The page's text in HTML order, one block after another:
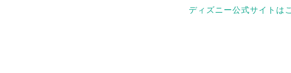
ディズニー公式サイトは